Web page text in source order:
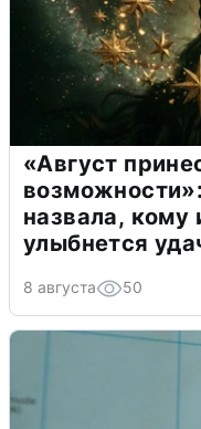
«Август
назвала, кому
улыбнется
8 августа 50